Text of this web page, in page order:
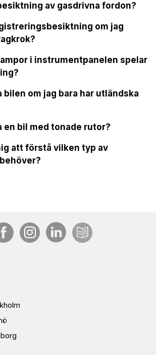
av gasdrivna fordon?
om jag
i instrumentpanelen spelar
bilen om jag bara har utländska
en bil med tonade rutor?
att förstå vilken typ av